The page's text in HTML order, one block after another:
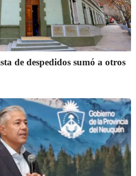
de despedidos sumó a otros